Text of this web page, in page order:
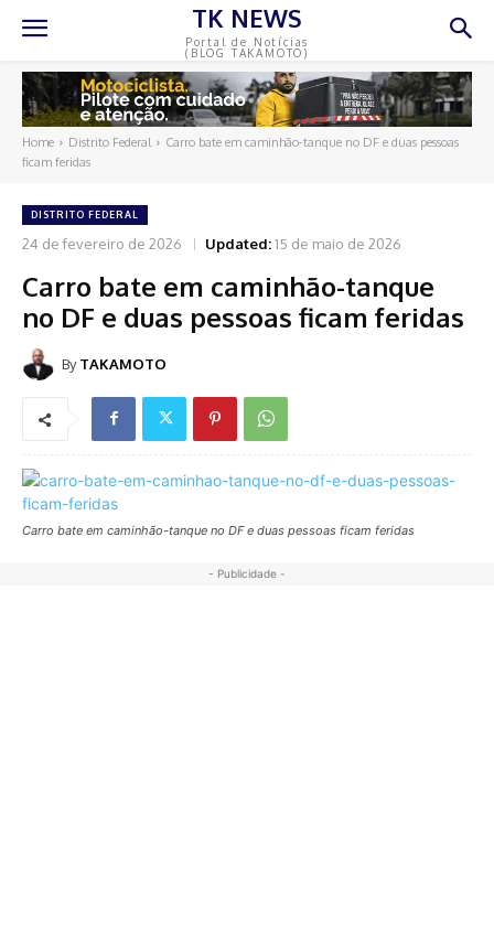
TK NEWS
Portal de Notícias
(BLOG TAKAMOTO)
Home Distrito Federal
Carro bate em caminhão-tanque no DF e duas pessoas
ficam feridas
DISTRITO FEDERAL
24 de fevereiro de 2026 Updated:15 de maio de 2026
Carro bate em caminhão-tanque
no DF e duas pessoas ficam feridas
By TAKAMOTO
Carro bate em caminhão-tanque no DF e duas pessoas ficam feridas
- Publicidade -